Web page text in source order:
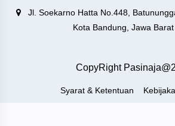
Jl. Soekarno Hatta No.448,
Kota Bandung, Jawa
CopyRight
Syarat & Ketentuan